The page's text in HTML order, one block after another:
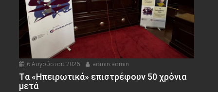
6 Αυγούστου 2026 admin admin
Tα «Ηπειρωτικά» επιστρέφουν 50 χρόνια
μετά